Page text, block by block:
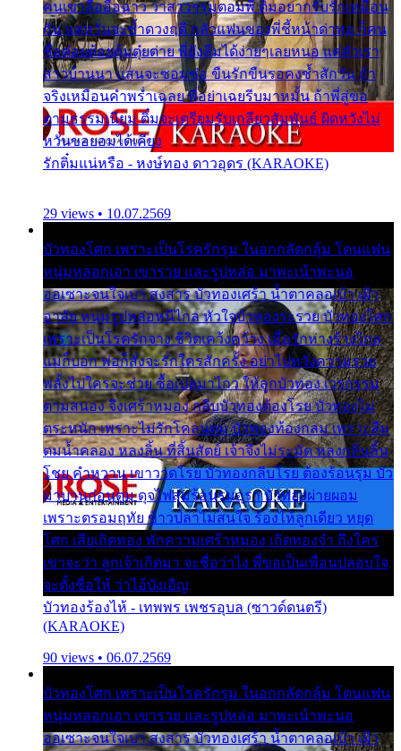
คนเขาลืออื้อฉาว ว่าสาวๆรุมตอมพี่ ติ๋มอยากรับรักเหมือน
กัน แต่หวั่นจะช้ำดวงฤดี กลัวแฟนของพี่ชี้หน้าด่าทอ ก็คน
ชื่อต๋อยต้อยตุ้มตุ๋ยต่าย พี่ยังลืมได้ง่ายๆเลยหนอ แค่ตัวเรา
สาวบ้านนา แสนจะซอมซ่อ ขืนรักขืนรอคงช้ำสักวัน ถ้า
จริงเหมือนคำพร่ำเฉลย พี่อย่าเฉยรีบมาหมั้น ถ้าพี่สู่ขอ
ตามธรรมเนียม ติ๋มจะเตรียมรับเกลียวสัมพันธ์ ผิดหวังไม่
หวั่นขอยอมได้เคียง
รักติ๋มแน่หรือ - หงษ์ทอง ดาวอุดร (KARAOKE)
29 views • 10.07.2569
บัวทองโศก เพราะเป็นโรครักรุม ในอกกลัดกลุ้ม โดนแฟน
หนุ่มหลอกเอา เขารวย และรูปหล่อ มาพะเน้าพะนอ
ออเซาะจนใจเบา สงสาร บัวทองเศร้า น้ำตาคลอเบ้า เฝ้า
อาลัย หนุ่มรูปหล่อหนีไกล หัวใจบัวทองระรวย บัวทองโศก
เพราะเป็นโรครักจาง ชีวิตเคว้งคว้าง เมื่อรักห่างร้างไกล
แม่ก็บอก พ่อก็สั่งจะรักใครสักครั้ง อย่าไปหวังความรวย
พลั้งไปใครจะช่วย ซื้อเปลมาไกว ให้ลูกบัวทอง เวรกรรม
ตามสนอง จึงเศร้าหมอง กลีบบัวทองต้องโรย บัวทองไม่
ตระหนัก เพราะไม่รักโคลนตม บัวทองท้องกลม เพราะลืม
ตมน้ำคลอง หลงลิ้น ที่สิ้นสัตย์ เจ้าจึงไม่ระมัด หลงกลิ่นลิ้น
โชย คำหวาน เขาวาดโรย บัวทองกลีบโรย ต้องร้อนรุม บัว
มาบานก่อนตูม ดุจไฟสุมร้อนรุมอุรา บัวทองผ่ายผอม
เพราะตรอมฤทัย ข้าวปลาไม่สนใจ ร้องไห้ลูกเดียว หยุด
โศก เสียเถิดทอง พักความเศร้าหมอง เถิดทองจ๋า ถึงใคร
เขาจะว่า ลูกเจ้าเกิดมา จะชื่อว่าไง พี่ขอเป็นเพื่อนปลอบใจ
จะตั้งชื่อให้ ว่าไอ้บังเอิญ
บัวทองร้องไห้ - เทพพร เพชรอุบล (ซาวด์ดนตรี)
(KARAOKE)
90 views • 06.07.2569
บัวทองโศก เพราะเป็นโรครักรุม ในอกกลัดกลุ้ม โดนแฟน
หนุ่มหลอกเอา เขารวย และรูปหล่อ มาพะเน้าพะนอ
ออเซาะจนใจเบา สงสาร บัวทองเศร้า น้ำตาคลอเบ้า เฝ้า